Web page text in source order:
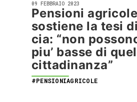
09 FEBBRAIO 2023
Pensioni
sostiene la tesi
cia: “non
piu’ basse di
cittadinanza”
#PENSIONIAGRICOLE